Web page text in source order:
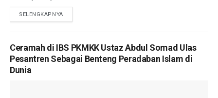
SELENGKAPNYA
Ceramah di IBS PKMKK Ustaz Abdul Somad Ulas
Pesantren Sebagai Benteng Peradaban Islam di
Dunia